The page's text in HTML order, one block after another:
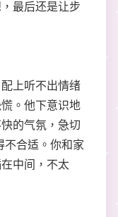
最后还是让步
上听不出情绪
。他下意识地
的气氛，急切
不合适。你和家
中间，不太